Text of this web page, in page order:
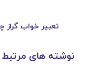
نوشته های مرتبط